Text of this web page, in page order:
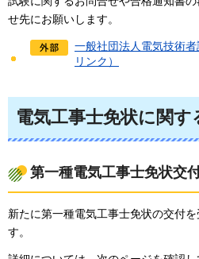
せ先にお願いします。
一般社団法人電気技術
リンク）
電気工事士免状に関す
第一種電気工事士免状交
新たに第一種電気工事士免状の交付
す。